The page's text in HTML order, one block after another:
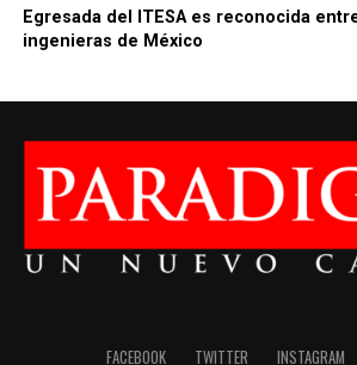
Egresada del ITESA es reconocida
ingenieras de México
FACEBOOK TWITTER INSTAGRAM